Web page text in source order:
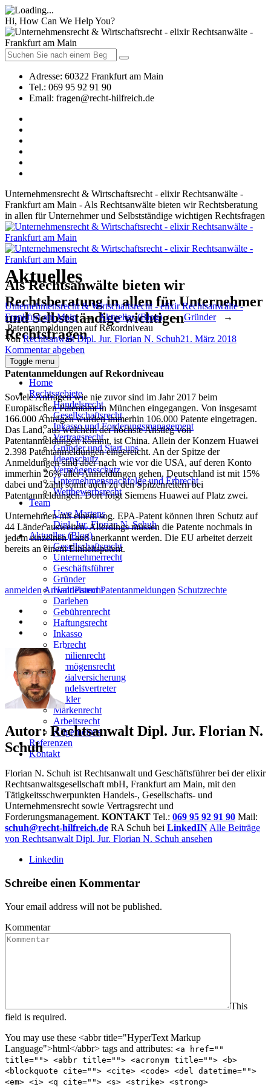
Hi, How Can We Help You?
Adresse: 60322 Frankfurt am Main
Tel.: 069 95 92 91 90
Email: fragen@recht-hilfreich.de
Unternehmensrecht & Wirtschaftsrecht - elixir Rechtsanwälte -
Frankfurt am Main - Als Rechtsanwälte bieten wir Rechtsberatung
in allen für Unternehmer und Selbstständige wichtigen Rechtsfragen
Als Rechtsanwälte bieten wir
Rechtsberatung in allen für Unternehmer
und Selbstständige wichtigen
Rechtsfragen
Toggle menu
Home
Rechtsgebiete
Handelsrecht
Gesellschaftsrecht
Inkasso und Forderungsmanagement
Vertragsrecht
Gründer und Start-ups
Ideenschutz
Vermögensschutz
Unternehmensnachfolge und Erbrecht
Wettbewerbsrecht
Team
Uwe Martens
Dipl. Jur. Florian N. Schuh
Aktuelles (Blog)
Gesellschaftsrecht
Unternehmerrecht
Geschäftsführer
Gründer
Handelsrecht
Darlehen
Gebührenrecht
Haftungsrecht
Inkasso
Erbrecht
Familienrecht
Vermögensrecht
Sozialversicherung
Handelsvertreter
Makler
Markenrecht
Arbeitsrecht
Allgemeines
Referenzen
Kontakt
Aktuelles
Unternehmensrecht & Wirtschaftsrecht - elixir Rechtsanwälte -
Frankfurt am Main →Aktuelles (Blog)→Gründer→
Patentanmeldungen auf Rekordniveau
Author
VonRechtsanwalt Dipl. Jur. Florian N. SchuhPosted
21. März 2018
Kommentar abgeben
Patentanmeldungen auf Rekordniveau
Soviele Anfragen wie nie zuvor sind im Jahr 2017 beim
Europäischen Patentamt in München eingegangen. Von insgesamt
166.000 Anträgen wurden immerhin 106.000 Patente eingetragen.
Das Land, aus welchem der höchste Anstieg von
Patentanmeldungen kommt, ist China. Allein der Konzern Huawei
2.398 Patentanmeldungen eingereicht. An der Spitze der
Anmeldungen sind aber nach wie vor die USA, auf deren Konto
immerhin 26% aller Anmeldungen gehen. Deutschland ist mit 15%
dabei und zählt somit auch zu den Spitzenreitern bei
Patentanmeldungen. Dort folgt Siemens Huawei auf Platz zwei.
Unternehmen mit einem sog. EPA-Patent können ihren Schutz auf
44 Länder ausweiten. Allerdings müssen die Patente nochmals in
jedem einzelnen Land anerkannt werden. Die EU arbeitet derzeit
bereits an einem Einheitspatent.
anmeldenAnwalt Patent Patentanmeldungen Schutzrechte
Autor:Rechtsanwalt Dipl. Jur. Florian N.
Schuh
Florian N. Schuh ist Rechtsanwalt und Geschäftsführer bei der elixir
Rechtsanwaltsgesellschaft mbH, Frankfurt am Main, mit den
Tätigkeitsschwerpunkten Handels-, Gesellschafts- und
Unternehmensrecht sowie Vertragsrecht und
Forderungsmanagement. KONTAKT Tel.: 069 95 92 91 90 Mail:
schuh@recht-hilfreich.de RA Schuh bei LinkedIN Alle Beiträge
von Rechtsanwalt Dipl. Jur. Florian N. Schuh ansehen
Linkedin
Schreibe einen Kommentar
Your email address will not be published.
Kommentar
This
field is required.
You may use these <abbr title="HyperText Markup
Language">html</abbr> tags and attributes: <a href=""
title=""> <abbr title=""> <acronym title=""> <b>
<blockquote cite=""> <cite> <code> <del datetime="">
<em> <i> <q cite=""> <s> <strike> <strong>